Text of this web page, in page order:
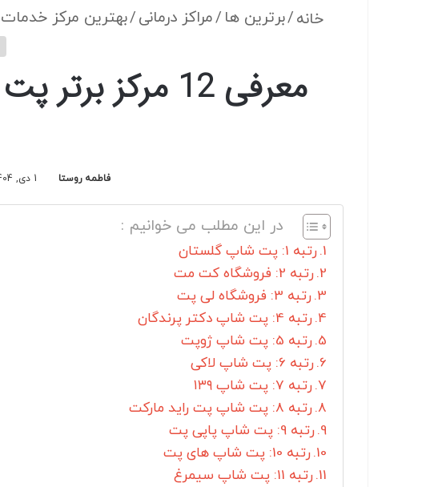
خانه/برترین ها /مراکز درمانی/بهترین مرکز
معرفی 12
فاطمه روستا 1 دی, 1404
در این مطلب می خوانیم :
رتبه 1: پت شاپ گلستان
رتبه 2: فروشگاه کت مت
رتبه 3: فروشگاه لی پت
رتبه 4: پت شاپ دکتر پرندگان
رتبه 5: پت شاپ ژوپت
رتبه 6: پت شاپ لاکی
رتبه 7: پت شاپ ۱۳۹
رتبه 8: پت شاپ پت راید مارکت
رتبه 9: پت شاپ پاپی پت
رتبه 10: پت شاپ های پت
رتبه 11: پت شاپ سیمرغ